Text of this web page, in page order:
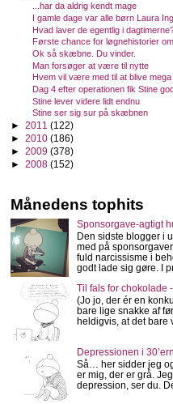
...har da aldrig kendt mage
I gamle dage var alle børn Laura
Hvad laver de egentlig i
Første chance for løgnehistorier
Ok så skæbne. Du vinder.
Man forsøger at være til nytte
Hvem vil være med til at blive mega
Dag 4 efter operationen fik Stine
Stine lever videre lidt endnu
Stine ser sig sur på skæbnen
► 2011 (122)
► 2010 (186)
► 2009 (378)
► 2008 (152)
Månedens tophits
Sponsorgave-agtigt
Den sidste blogger i
med på
fuld narcissisme i
godt lade sig gøre. I
Til fals for chokolade
(Jo jo, der ér en
bare lige snakke af
heldigvis, at det bare
Depressionen i
Så… her sidder jeg
er mig, der er grå.
depression, ser du.